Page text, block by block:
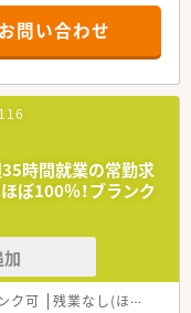
お問い合わせ
時間就業の常勤求
ぼ100％！ブランク
ク可 残業なし(ほぼなし含む)